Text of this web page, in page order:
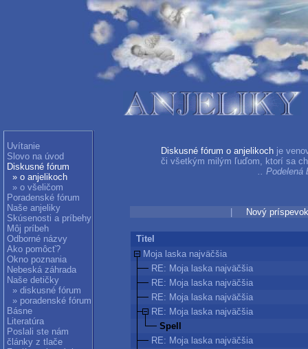
Uvítanie
Slovo na úvod
Diskusné fórum
» o anjelikoch
» o všeličom
Poradenské fórum
Naše anjeliky
Skúsenosti a príbehy
Môj príbeh
Odborné názvy
Ako pomôcť?
Okno poznania
Nebeská záhrada
Naše detičky
» diskusné fórum
» poradenské fórum
Básne
Literatúra
Poslali ste nám
články z tlače
Diskusné fórum o anjelikoch je
či všetkým milým ľuďom, ktorí sa
..
Nový príspevok
Titel
Moja laska najväčšia
RE: Moja laska najväčšia
RE: Moja laska najväčšia
RE: Moja laska najväčšia
RE: Moja laska najväčšia
Spell
RE: Moja laska najväčšia